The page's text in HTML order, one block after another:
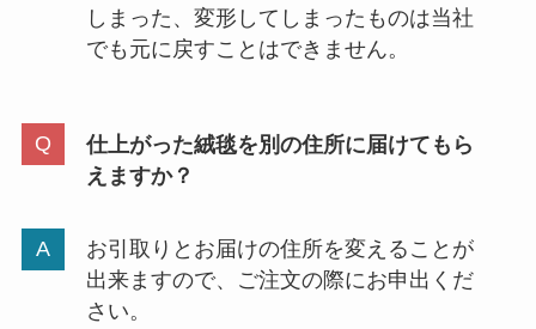
しまった、変形してしまったものは当社
でも元に戻すことはできません。
仕上がった絨毯を別の住所に届けてもら
えますか？
お引取りとお届けの住所を変えることが
出来ますので、ご注文の際にお申出くだ
さい。